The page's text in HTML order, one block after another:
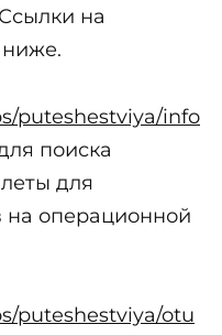
на
puteshestviya/info
поиска
для
на операционной
puteshestviya/otu